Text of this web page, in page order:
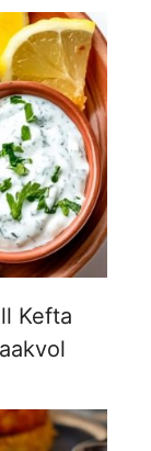
Kefta